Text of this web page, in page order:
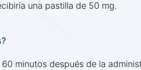
una pastilla de 50 mg.
minutos después de la